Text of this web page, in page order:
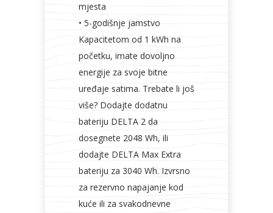
mjesta
• 5-godišnje jamstvo
Kapacitetom od 1 kWh na
početku, imate dovoljno
energije za svoje bitne
uređaje satima. Trebate li još
više? Dodajte dodatnu
bateriju DELTA 2 da
dosegnete 2048 Wh, ili
dodajte DELTA Max Extra
bateriju za 3040 Wh. Izvrsno
za rezervno napajanje kod
kuće ili za svakodnevne